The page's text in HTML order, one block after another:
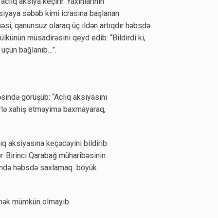
səbəb kimi icrasına başlanan
qanunsuz olaraq üç ildən artıqdır həbsdə
müsadirəsini qeyd edib: “Bildirdi ki,
bağlanıb…”.
görüşüb: “Aclıq aksiyasını
xahiş etməyimə baxmayaraq,
aksiyasına keçəcəyini bildirib.
Birinci Qarabağ müharibəsinin
həbsdə saxlamaq böyük
mümkün olmayıb.